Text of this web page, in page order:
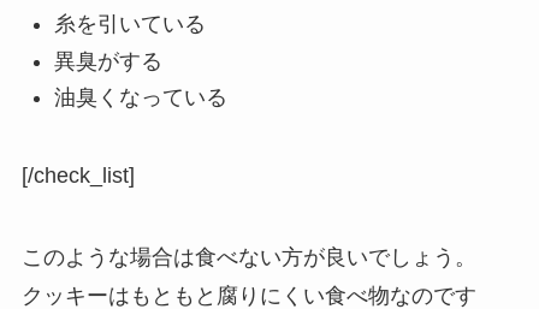
糸を引いている
異臭がする
油臭くなっている
[/check_list]
このような場合は食べない方が良いでしょう。
クッキーはもともと腐りにくい食べ物なのです